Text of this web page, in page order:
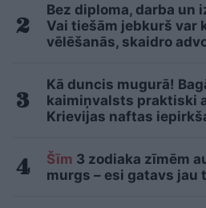
Bez diploma, darba un
Vai tiešām jebkurš var
vēlēšanās, skaidro
Kā duncis mugurā!
kaimiņvalsts praktiski
Krievijas naftas
Šīm 3 zodiaka zīmēm
murgs – esi gatavs jau